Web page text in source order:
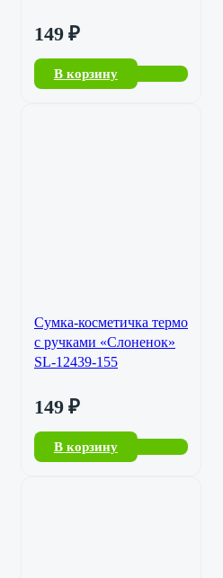
149 ₽
В корзину
Сумка-косметичка термо
с ручками «Слоненок»
SL-12439-155
149 ₽
В корзину